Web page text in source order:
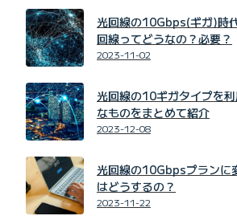
光回線の10Gbps(ギガ)時
回線ってどうなの？必要？
2023-11-02
光回線の10ギガタイプを
なものをまとめて紹介
2023-12-08
光回線の10Gbpsプランに
はどうするの？
2023-11-22